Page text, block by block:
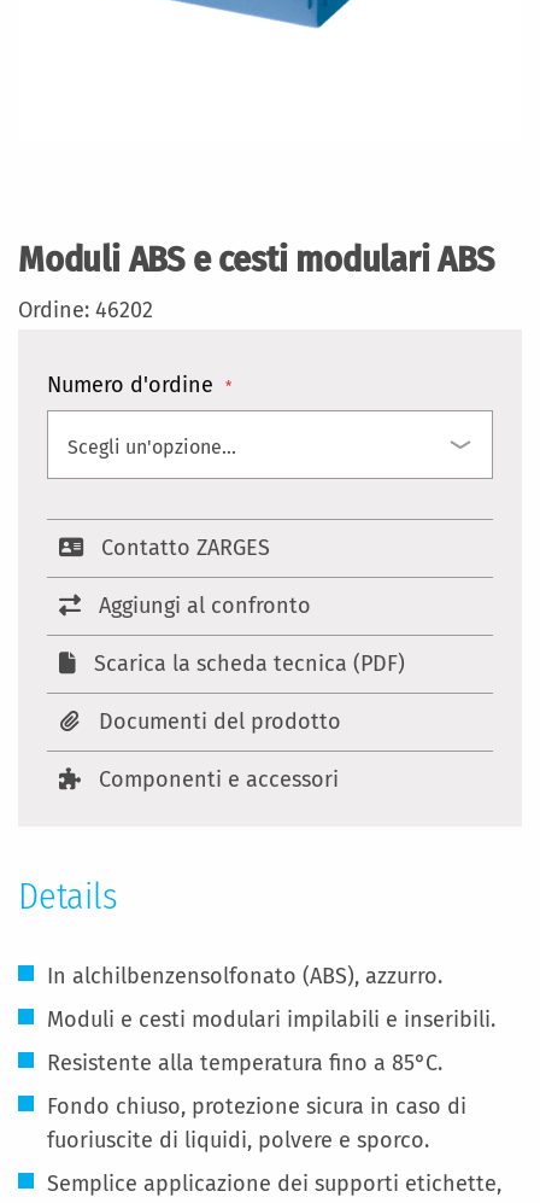
Moduli ABS e cesti modulari ABS
Ordine: 46202
Numero d'ordine
Contatto ZARGES
Aggiungi al confronto
Scarica la scheda tecnica (PDF)
Documenti del prodotto
Componenti e accessori
galleria
immagini
Details
In alchilbenzensolfonato (ABS), azzurro.
Moduli e cesti modulari impilabili e inseribili.
Resistente alla temperatura fino a 85°C.
Fondo chiuso, protezione sicura in caso di
fuoriuscite di liquidi, polvere e sporco.
Semplice applicazione dei supporti etichette,